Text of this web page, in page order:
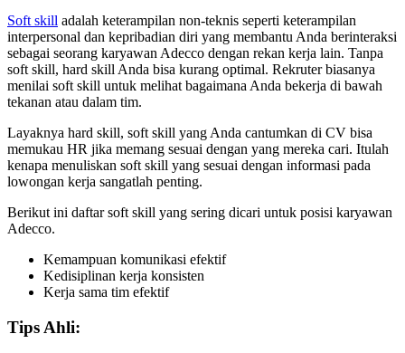
Soft skill adalah keterampilan non-teknis seperti keterampilan
interpersonal dan kepribadian diri yang membantu Anda berinteraksi
sebagai seorang karyawan Adecco dengan rekan kerja lain. Tanpa
soft skill, hard skill Anda bisa kurang optimal. Rekruter biasanya
menilai soft skill untuk melihat bagaimana Anda bekerja di bawah
tekanan atau dalam tim.
Layaknya hard skill, soft skill yang Anda cantumkan di CV bisa
memukau HR jika memang sesuai dengan yang mereka cari. Itulah
kenapa menuliskan soft skill yang sesuai dengan informasi pada
lowongan kerja sangatlah penting.
Berikut ini daftar soft skill yang sering dicari untuk posisi karyawan
Adecco.
Kemampuan komunikasi efektif
Kedisiplinan kerja konsisten
Kerja sama tim efektif
Tips Ahli: